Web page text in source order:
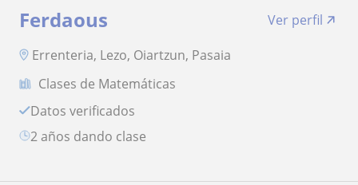
Ferdaous
Ver perfil
Errenteria, Lezo, Oiartzun, Pasaia
Clases de Matemáticas
Datos verificados
2 años dando clase